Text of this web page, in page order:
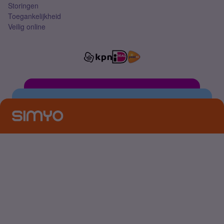
Storingen
Toegankelijkheid
Veilig online